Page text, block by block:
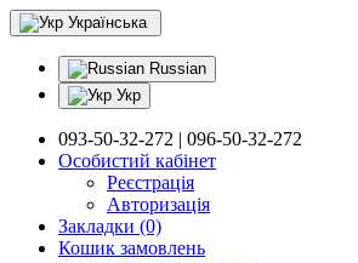
Українська
Russian
Укр
093-50-32-272 | 096-50-32-272
Особистий кабінет
Реєстрація
Авторизація
Закладки (0)
Кошик замовлень